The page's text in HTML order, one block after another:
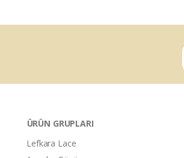
ÜRÜN GRUPLARI
Lefkara Lace